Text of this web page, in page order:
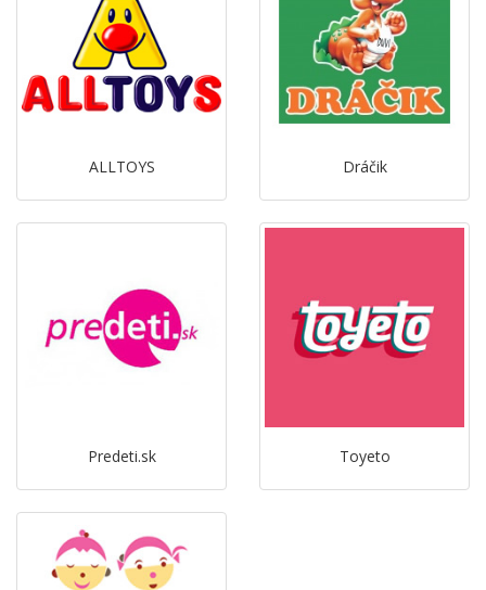
ALLTOYS Dráčik
Predeti.sk Toyeto